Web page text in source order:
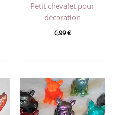
Petit chevalet pour
décoration
0,99€